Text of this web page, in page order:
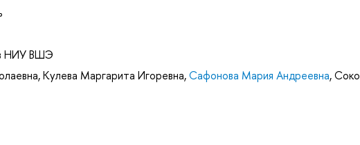
НИУ ВШЭ
,Кулева Маргарита Игоревна,Сафонова Мария Андреевна,